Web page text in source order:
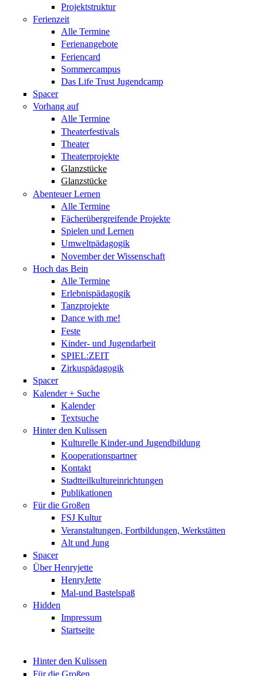
Projektstruktur
Ferienzeit
Alle Termine
Ferienangebote
Feriencard
Sommercampus
Das Life Trust Jugendcamp
Spacer
Vorhang auf
Alle Termine
Theaterfestivals
Theater
Theaterprojekte
Glanzstücke
Glanzstücke
Abenteuer Lernen
Alle Termine
Fächerübergreifende Projekte
Spielen und Lernen
Umweltpädagogik
November der Wissenschaft
Hoch das Bein
Alle Termine
Erlebnispädagogik
Tanzprojekte
Dance with me!
Feste
Kinder- und Jugendarbeit
SPIEL:ZEIT
Zirkuspädagogik
Spacer
Kalender + Suche
Kalender
Textsuche
Hinter den Kulissen
Kulturelle Kinder-und Jugendbildung
Kooperationspartner
Kontakt
Stadtteilkultureinrichtungen
Publikationen
Für die Großen
FSJ Kultur
Veranstaltungen, Fortbildungen, Werkstätten
Alt und Jung
Spacer
Über Henryjette
HenryJette
Mal-und Bastelspaß
Hidden
Impressum
Startseite
Hinter den Kulissen
Für die Großen